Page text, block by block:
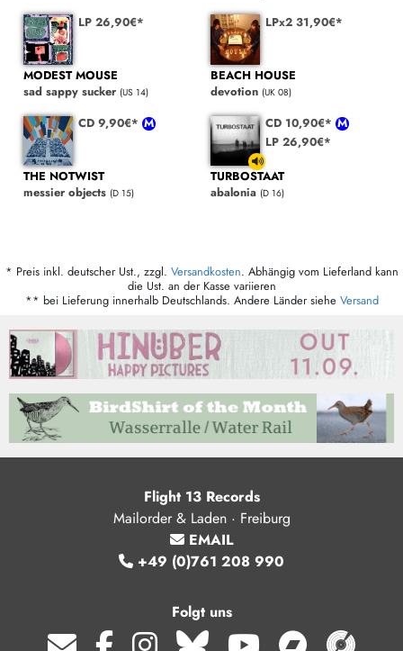
LP 26,90€*
MODEST MOUSE
sad sappy sucker (US 14)
LPx2 31,90€*
BEACH HOUSE
devotion (UK 08)
CD 9,90€*
THE NOTWIST
messier objects (D 15)
CD 10,90€*
LP 26,90€*
TURBOSTAAT
abalonia (D 16)
* Preis inkl. deutscher Ust., zzgl. Versandkosten. Abhängig vom Lieferland kann
die Ust. an der Kasse variieren
** bei Lieferung innerhalb Deutschlands. Andere Länder siehe Versand
Flight 13 Records
Mailorder & Laden · Freiburg
EMAIL
+49 (0)761 208 990
Folgt uns